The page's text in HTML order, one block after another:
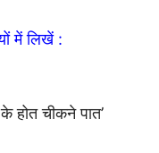
में लिखें :
के होत चीकने पात’